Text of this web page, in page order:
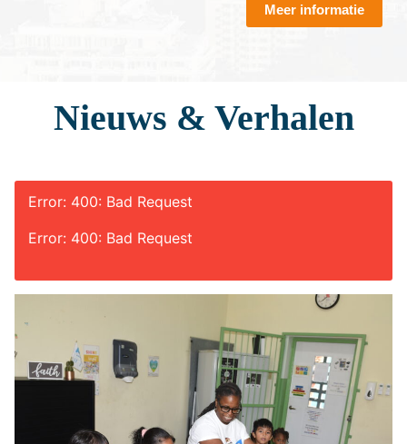
Meer informatie
Nieuws & Verhalen
Error: 400: Bad Request
Error: 400: Bad Request